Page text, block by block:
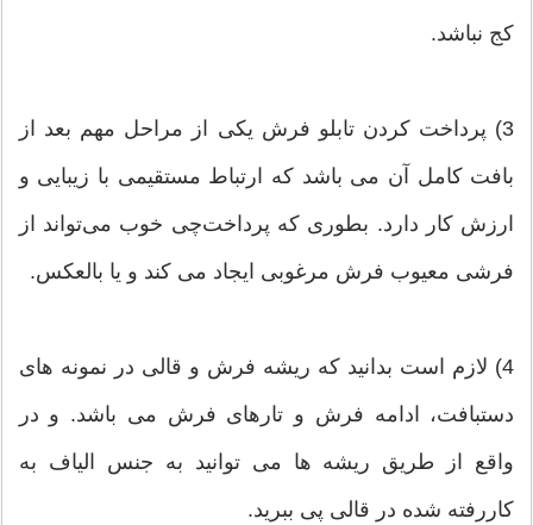
کج نباشد.
3) پرداخت کردن تابلو فرش یکی از مراحل مهم بعد از
بافت کامل آن می باشد که ارتباط مستقیمی با زیبایی و
ارزش کار دارد. بطوری که پرداخت‌چی خوب می‌تواند از
فرشی معیوب فرش مرغوبی ایجاد می کند و یا بالعکس.
4) لازم است بدانید که ریشه فرش و قالی در نمونه های
دستبافت، ادامه فرش و تارهای فرش می باشد. و در
واقع از طریق ریشه ها می توانید به جنس الیاف به
کاررفته شده در قالی پی ببرید.